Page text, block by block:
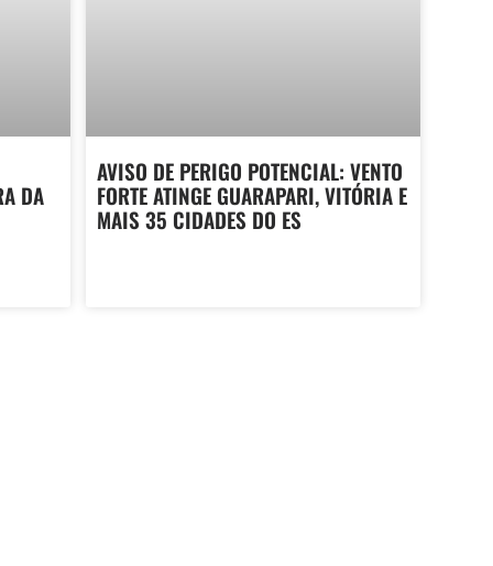
DA
AVISO DE PERIGO POTENCIAL: VENTO
FORTE ATINGE GUARAPARI, VITÓRIA E
MAIS 35 CIDADES DO ES